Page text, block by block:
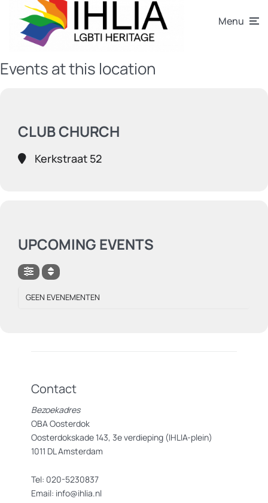
Menu
Events at this location
CLUB CHURCH
Kerkstraat 52
UPCOMING EVENTS
GEEN EVENEMENTEN
Contact
Bezoekadres
OBA Oosterdok
Oosterdokskade 143, 3e verdieping (IHLIA-plein)
1011 DL Amsterdam
Tel: 020-5230837
Email: info@ihlia.nl